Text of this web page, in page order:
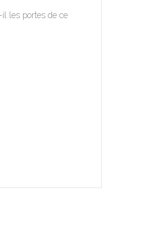
il les portes de ce